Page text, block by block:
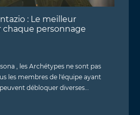
: Le meilleur
personnage
, les Archétypes ne sont pas
les membres de l'équipe ayant
débloquer diverses…